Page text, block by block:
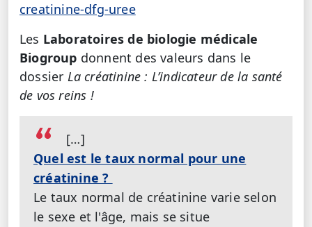
creatinine-dfg-uree
Les Laboratoires de biologie médicale
Biogroup donnent des valeurs dans le
dossier La créatinine : L’indicateur de la santé
de vos reins !
[…]
Quel est le taux normal pour une
créatinine ?
Le taux normal de créatinine varie selon
le sexe et l'âge, mais se situe